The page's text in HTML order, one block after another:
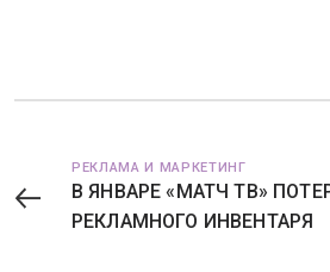
РЕКЛАМА И МАРКЕТИНГ
В ЯНВАРЕ «МАТЧ ТВ»
РЕКЛАМНОГО ИНВЕНТАРЯ